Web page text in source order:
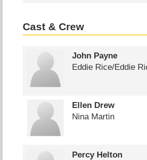
Cast & Crew
John Payne
Eddie Rice/​Eddie
Ellen Drew
Nina Martin
Percy Helton